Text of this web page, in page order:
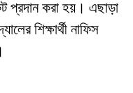
প্রদান করা হয়। এছাড়া
শিক্ষার্থী নাফিস